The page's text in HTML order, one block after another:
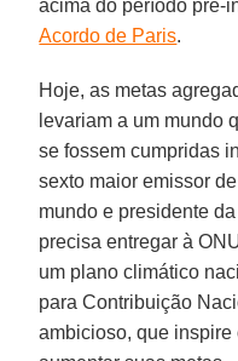
acima do período pré-
Acordo de Paris.
Hoje, as metas
levariam a um mundo
se fossem cumpridas
sexto maior emissor
mundo e presidente
precisa entregar à
um plano climático
para Contribuição
ambicioso, que